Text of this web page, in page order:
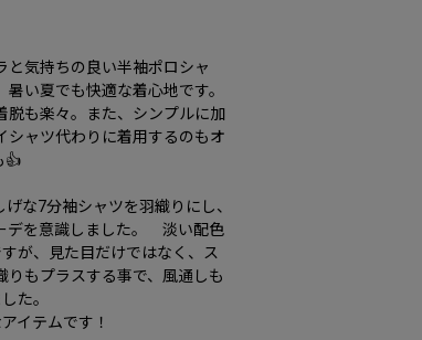
と気持ちの良い半袖ポロシャ
い夏でも快適な着心地です。
脱も楽々。また、シンプルに加
シャツ代わりに着用するのもオ
👍
な7分袖シャツを羽織りにし、
デを意識しました。　淡い配色
が、見た目だけではなく、ス
りもプラスする事で、風通しも
た。
イテムです！